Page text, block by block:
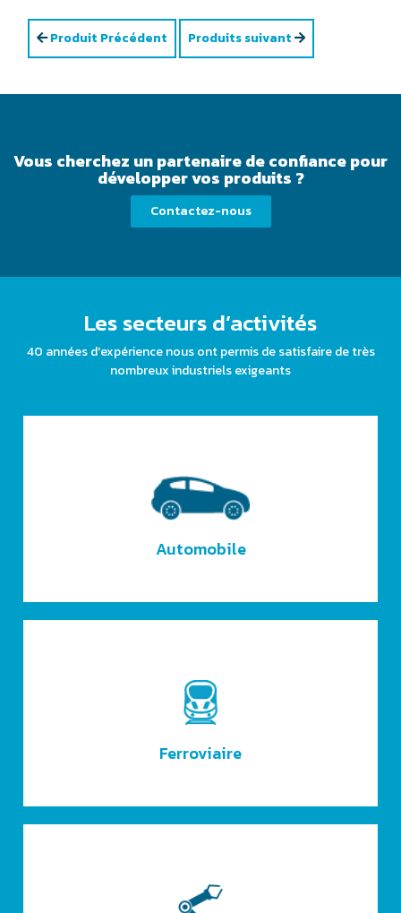
Produit Précédent Produits suivant
Vous cherchez un partenaire de confiance pour
développer vos produits ?
Contactez-nous
Les secteurs d’activités
40 années d'expérience nous ont permis de satisfaire de très
nombreux industriels exigeants
Automobile
Ferroviaire